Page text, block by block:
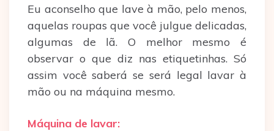
Eu aconselho que lave à mão, pelo menos,
aquelas roupas que você julgue delicadas,
algumas de lã. O melhor mesmo é
observar o que diz nas etiquetinhas. Só
assim você saberá se será legal lavar à
mão ou na máquina mesmo.
Máquina de lavar: